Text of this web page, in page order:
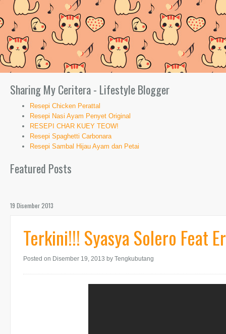
Sharing My Ceritera - Lifestyle Blogger
Resepi Chicken Perattal
Resepi Nasi Ayam Penyet Original
RESEPI CHAR KUEY TEOW!
Resepi Spaghetti Carbonara
Resepi Sambal Hijau Ayam dan Petai
Featured Posts
19 Disember 2013
Terkini!!! Syasya Solero Feat
Posted on Disember 19, 2013 by Tengkubutang